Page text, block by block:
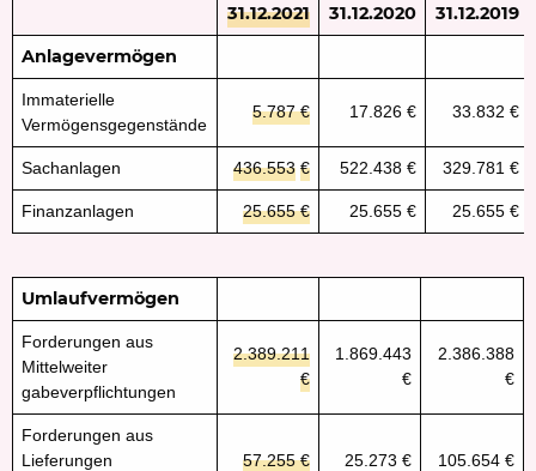
31.12.2021 31.12.2020 31.12.2019
Anlagevermögen
Immaterielle
Vermögensgegenstände
5.787 € 17.826 € 33.832 €
Sachanlagen 436.553 € 522.438 € 329.781 €
Finanzanlagen 25.655 € 25.655 € 25.655 €
Umlaufvermögen
Forderungen aus
Mittelweiter
gabeverpflichtungen
2.389.211
€
1.869.443
€
2.386.388
€
Forderungen aus
Lieferungen
57.255 € 25.273 € 105.654 €